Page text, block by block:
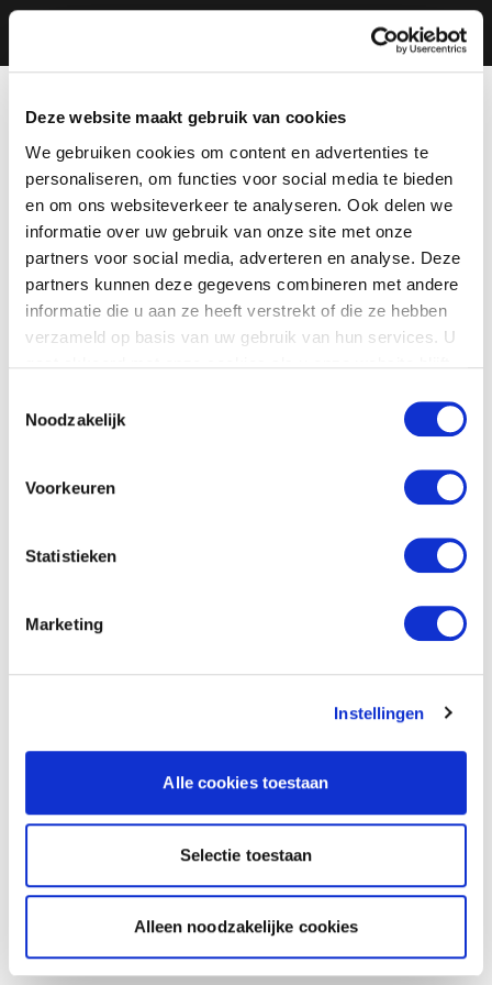
Deze website maakt gebruik van cookies
We gebruiken cookies om content en advertenties te
personaliseren, om functies voor social media te bieden
en om ons websiteverkeer te analyseren. Ook delen we
informatie over uw gebruik van onze site met onze
partners voor social media, adverteren en analyse. Deze
partners kunnen deze gegevens combineren met andere
informatie die u aan ze heeft verstrekt of die ze hebben
verzameld op basis van uw gebruik van hun services. U
Noodzakelijk
Voorkeuren
Statistieken
Marketing
Instellingen
Alle cookies toestaan
Selectie toestaan
Alleen noodzakelijke cookies